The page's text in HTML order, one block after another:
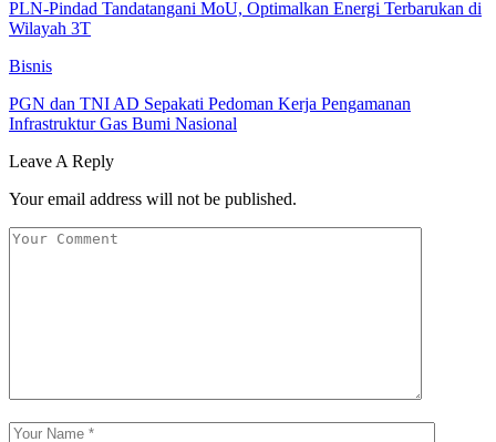
PLN-Pindad Tandatangani MoU, Optimalkan Energi Terbarukan di
Wilayah 3T
Bisnis
PGN dan TNI AD Sepakati Pedoman Kerja Pengamanan
Infrastruktur Gas Bumi Nasional
Leave A Reply
Your email address will not be published.